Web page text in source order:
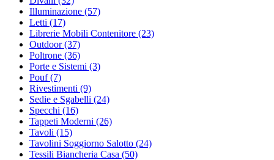
Illuminazione (57)
Letti (17)
Librerie Mobili Contenitore (23)
Outdoor(37)
Poltrone (36)
Porte e Sistemi (3)
Pouf(7)
Rivestimenti (9)
Sedie e Sgabelli (24)
Specchi (16)
Tappeti Moderni (26)
Tavoli (15)
Tavolini Soggiorno Salotto (24)
Tessili Biancheria Casa (50)